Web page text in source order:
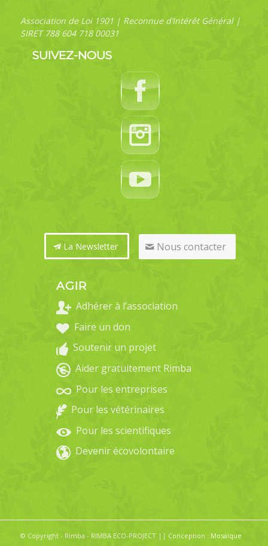
Association de Loi 1901 | Reconnue d’Intérêt Général |
SIRET 788 604 718 00031
SUIVEZ-NOUS
La Newsletter Nous contacter
AGIR
Adhérer à l’association
Faire un don
Soutenir un projet
Aider gratuitement Rimba
Pour les entreprises
Pour les vétérinaires
Pour les scientifiques
Devenir écovolontaire
© Copyright - Rimba - RIMBA ECO-PROJECT || Conception : Mosaïque